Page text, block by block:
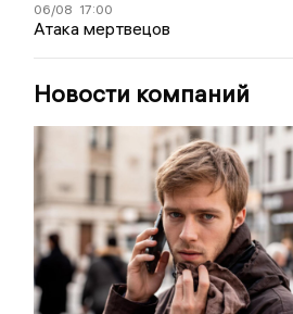
06/08 17:00
Атака мертвецов
Новости компаний